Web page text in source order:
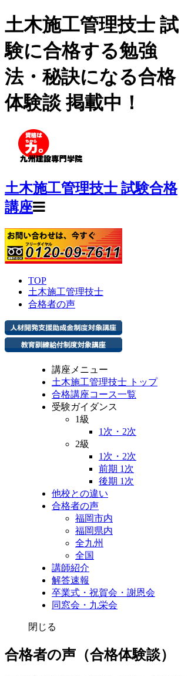
土木施工管理技士 試
験に合格する勉強
法・秘訣になる合格
体験談 掲載中！
土木施工管理技士 試験合格
講座
TOP
土木施工管理技士
合格者の声
講座メニュー
土木施工管理技士 トップ
合格講座コース一覧
受験ガイダンス
1級
1次・2次
2級
1次・2次
前期 1次
後期 1次
他校との違い
合格者の声
福岡市内
福岡県内
全九州
全国
講師紹介
解答速報
卒業式・祝賀会・謝恩会
同窓会・九栄会
閉じる
合格者の声（合格体験談）